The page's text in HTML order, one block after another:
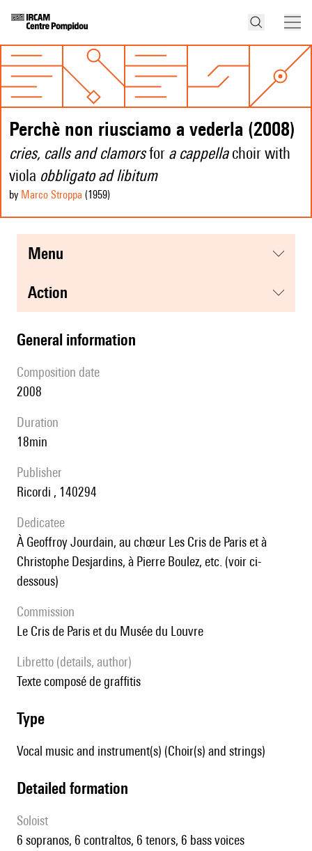
Perchè non riusciamo a vederla (2008)
cries, calls and clamorsfor a cappellachoir with
viola obbligato ad libitum
by Marco Stroppa (1959)
menu
action
general information
composition date
2008
duration
18min
publisher
Ricordi , 140294
Dedicatee
à Geoffroy Jourdain, au chœur Les Cris de Paris et à
Christophe Desjardins, à Pierre Boulez, etc. (voir ci-
dessous)
Commission
Le Cris de Paris et du Musée du Louvre
Libretto (details, author)
texte composé de graffitis
type
Vocal music and instrument(s) (Choir(s) and strings)
detailed formation
Soloist
6 sopranos, 6 contraltos, 6 tenors, 6 bass voices